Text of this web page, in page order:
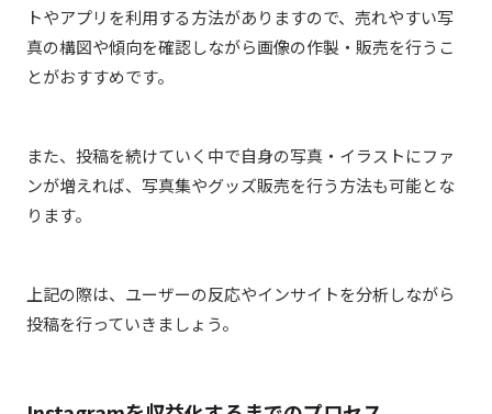
トやアプリを利用する方法がありますので、売れやすい写
真の構図や傾向を確認しながら画像の作製・販売を行うこ
とがおすすめです。
また、投稿を続けていく中で自身の写真・イラストにファ
ンが増えれば、写真集やグッズ販売を行う方法も可能とな
ります。
上記の際は、ユーザーの反応やインサイトを分析しながら
投稿を行っていきましょう。